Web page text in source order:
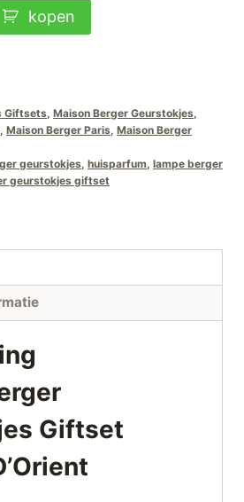
kopen
Giftsets, Maison Berger Geurstokjes,
, Maison Berger Paris, Maison Berger
geurstokjes, huisparfum, lampe berger
geurstokjes giftset
Giftset